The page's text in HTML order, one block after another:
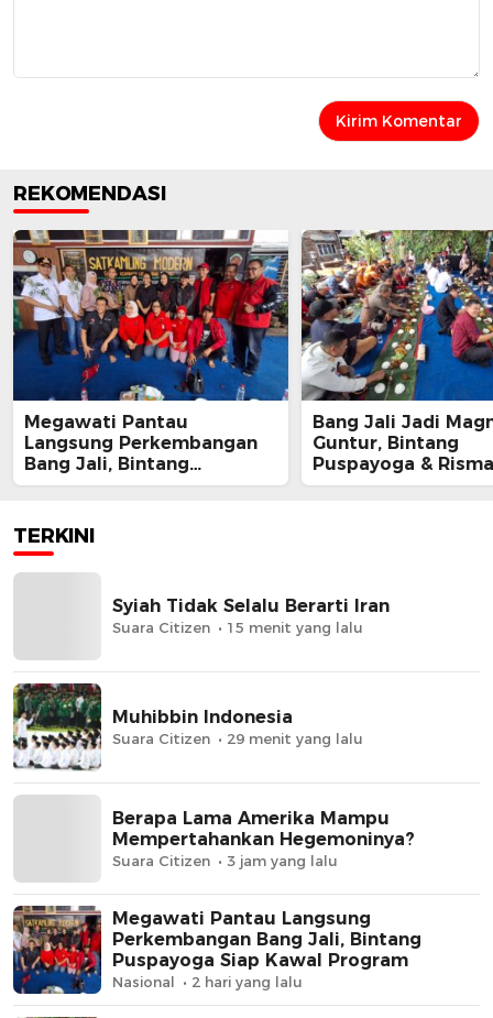
REKOMENDASI
Megawati Pantau
Langsung Perkembangan
Bang Jali, Bintang
Puspayoga Siap Kawal
Bang Jali Jadi
Guntur, Bintang
Puspayoga & Risma
Kompak Apresiasi
TERKINI
Syiah Tidak Selalu Berarti Iran
Suara Citizen 15 menit yang lalu
Muhibbin Indonesia
Suara Citizen 29 menit yang lalu
Berapa Lama Amerika Mampu
Mempertahankan Hegemoninya?
Suara Citizen 3 jam yang lalu
Megawati Pantau Langsung
Perkembangan Bang Jali, Bintang
Puspayoga Siap Kawal Program
Nasional 2 hari yang lalu